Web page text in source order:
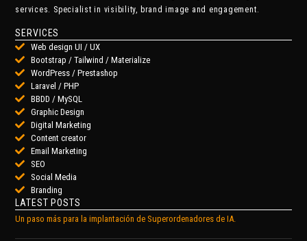
services. Specialist in visibility, brand image and engagement.
SERVICES
Web design UI / UX
Bootstrap / Tailwind / Materialize
WordPress / Prestashop
Laravel / PHP
BBDD / MySQL
Graphic Design
Digital Marketing
Content creator
Email Marketing
SEO
Social Media
Branding
LATEST POSTS
Un paso más para la implantación de Superordenadores de IA.